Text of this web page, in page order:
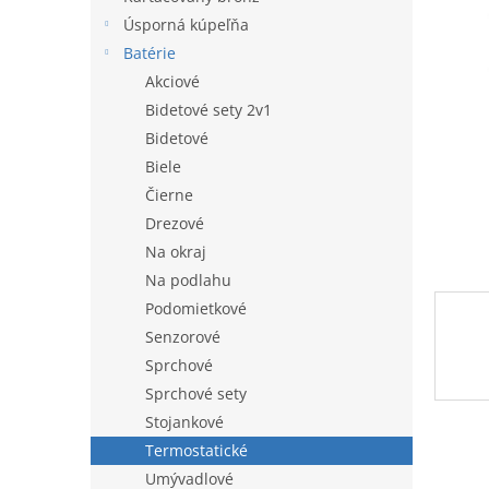
Úsporná kúpeľňa
Batérie
Akciové
Bidetové sety 2v1
Bidetové
Biele
Čierne
Drezové
Na okraj
Na podlahu
Podomietkové
Senzorové
Sprchové
Sprchové sety
Stojankové
Termostatické
Umývadlové